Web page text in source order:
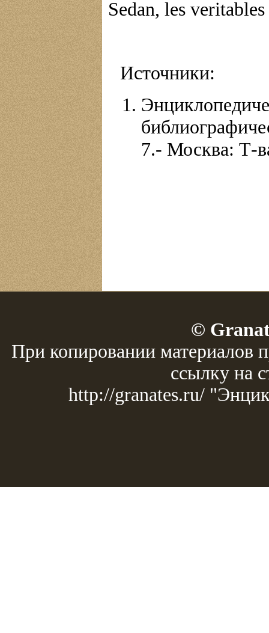
Sedan, les
Источники:
7.- Москва: Т-
©
При копировании материалов
ссылку на
http://granates.ru/